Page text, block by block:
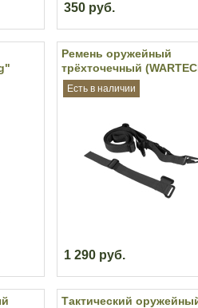
350 руб.
Есть в наличии
Ремень оружейный
трёхточечный
(Black)
1 290 руб.
Тактический